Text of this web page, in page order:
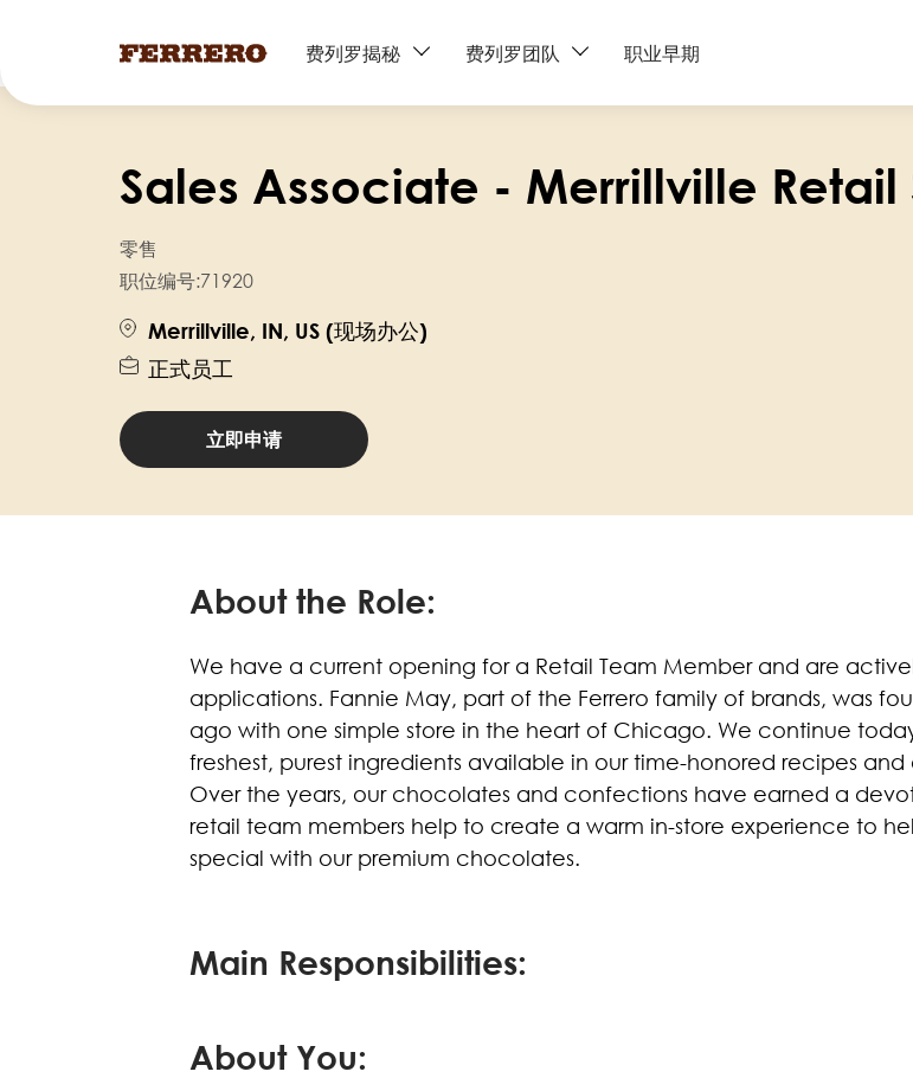
Main
navigation
费列罗揭秘 费列罗团队 职业早期
Sales Associate - Merrillville Retail
零售
职位编号:71920
Merrillville, IN, US (现场办公)
正式员工
立即申请
About the Role:
We have a current opening for a Retail Team Member and are
applications. Fannie May, part of the Ferrero family of brands, was
ago with one simple store in the heart of Chicago. We continue
freshest, purest ingredients available in our time-honored recipes
Over the years, our chocolates and confections have earned a
retail team members help to create a warm in-store experience to
special with our premium chocolates.
Main Responsibilities:
About You: